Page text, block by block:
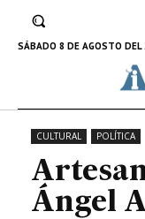
SÁBADO 8 DE AGOSTO DEL
plasma
política en
CULTURAL POLÍTICA
Ángel